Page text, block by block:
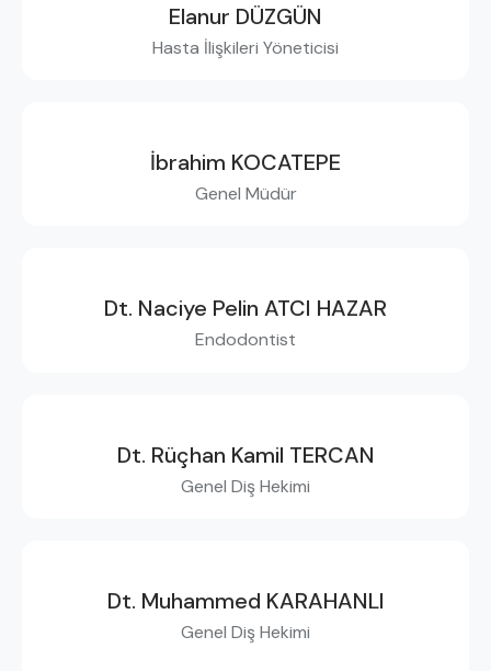
Elanur DÜZGÜN
Hasta İlişkileri Yöneticisi
İbrahim KOCATEPE
Genel Müdür
Dt. Naciye Pelin ATCI HAZAR
Endodontist
Dt. Rüçhan Kamil TERCAN
Genel Diş Hekimi
Dt. Muhammed KARAHANLI
Genel Diş Hekimi